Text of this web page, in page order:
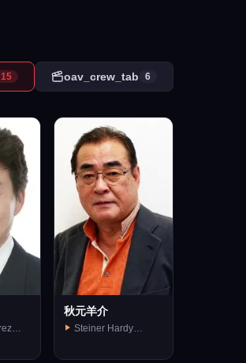
15 oav_crew_tab 6
秋元羊介